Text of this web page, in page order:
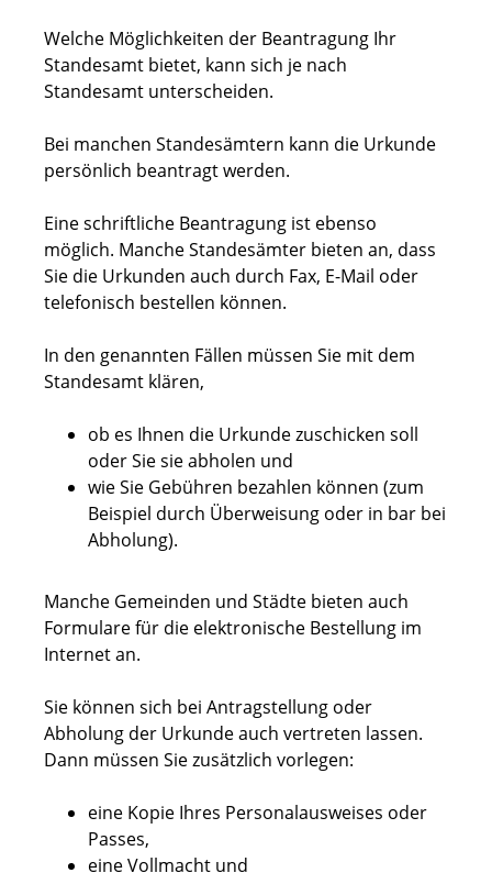
Welche Möglichkeiten der Beantragung Ihr
Standesamt bietet, kann sich je nach
Standesamt unterscheiden.
Bei manchen Standesämtern kann die Urkunde
persönlich beantragt werden.
Eine schriftliche Beantragung ist ebenso
möglich. Manche Standesämter bieten an, dass
Sie die Urkunden auch durch Fax, E-Mail oder
telefonisch bestellen können.
In den genannten Fällen müssen Sie mit dem
Standesamt klären,
ob es Ihnen die Urkunde zuschicken soll
oder Sie sie abholen und
wie Sie Gebühren bezahlen können (zum
Beispiel durch Überweisung oder in bar bei
Abholung).
Manche Gemeinden und Städte bieten auch
Formulare für die elektronische Bestellung im
Internet an.
Sie können sich bei Antragstellung oder
Abholung der Urkunde auch vertreten lassen.
Dann müssen Sie zusätzlich vorlegen:
eine Kopie Ihres Personalausweises oder
Passes,
eine Vollmacht und